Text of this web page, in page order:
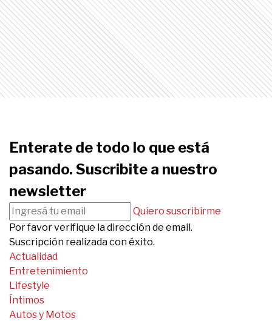
Enterate de todo lo que está
pasando. Suscribite a nuestro
newsletter
Quiero suscribirme
Por favor verifique la dirección de email.
Suscripción realizada con éxito.
Actualidad
Entretenimiento
Lifestyle
Íntimos
Autos y Motos